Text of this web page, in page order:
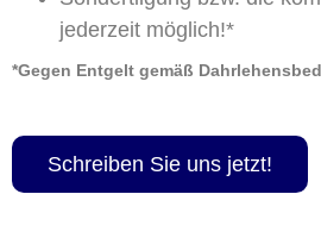
jederzeit möglich!*
*Gegen Entgelt gemäß
Schreiben Sie uns jetzt!